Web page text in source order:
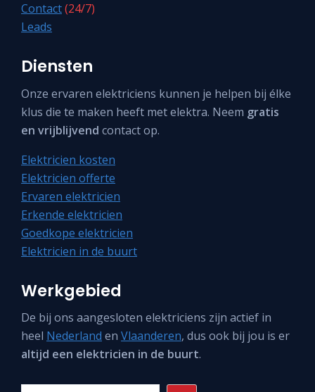
Contact(24/7)
Leads
Diensten
Onze ervaren elektriciens kunnen je helpen bij élke
klus die te maken heeft met elektra. Neem gratis
en vrijblijvend contact op.
Elektricien kosten
Elektricien offerte
Ervaren elektricien
Erkende elektricien
Goedkope elektricien
Elektricien in de buurt
Werkgebied
De bij ons aangesloten elektriciens zijn actief in
heel Nederland en Vlaanderen, dus ook bij jou is er
altijd een elektricien in de buurt.